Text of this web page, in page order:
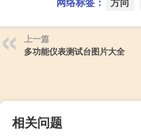
上一篇
多功能仪表测试台图片大全
相关问题